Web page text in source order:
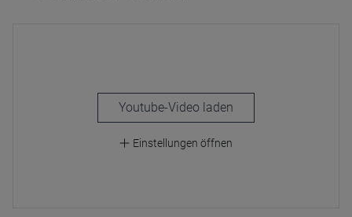
laden
Einstellungen öffnen